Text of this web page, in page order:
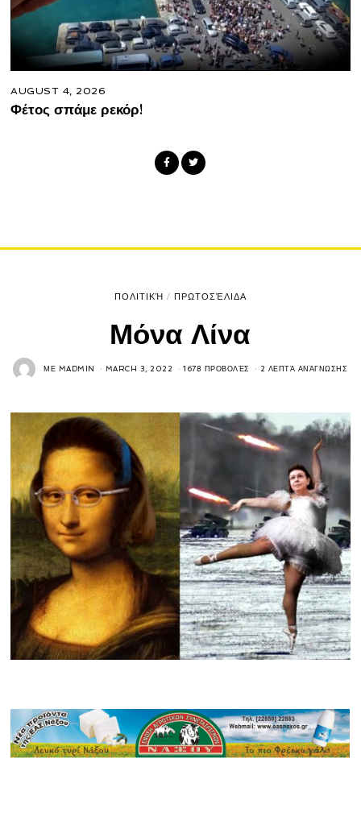
AUGUST 4, 2026
Φέτος σπάμε ρεκόρ!
ΠΟΛΙΤΙΚΉ / ΠΡΩΤΟΣΈΛΙΔΑ
Μόνα Λίνα
ΜΕ MADMIN MARCH 3, 2022 1678 ΠΡΟΒΟΛΈΣ 2 ΛΕΠΤΆ ΑΝΆΓΝΩΣΗΣ